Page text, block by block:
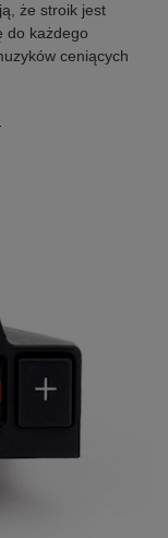
że stroik jest
do każdego
ceniących